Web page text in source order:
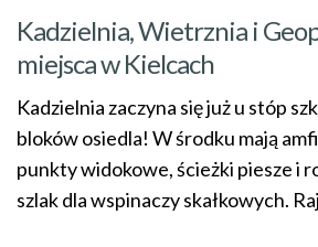
Kadzielnia, Wietrznia i
miejsca w Kielcach
Kadzielnia zaczyna się już u stóp
bloków osiedla! W środku mają
punkty widokowe, ścieżki piesze i
szlak dla wspinaczy skałkowych.